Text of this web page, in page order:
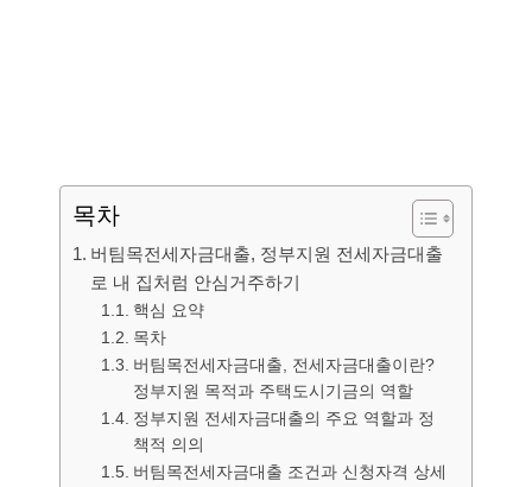
목차
버팀목전세자금대출, 정부지원 전세자금대출
로 내 집처럼 안심거주하기
핵심 요약
목차
버팀목전세자금대출, 전세자금대출이란?
정부지원 목적과 주택도시기금의 역할
정부지원 전세자금대출의 주요 역할과 정
책적 의의
버팀목전세자금대출 조건과 신청자격 상세